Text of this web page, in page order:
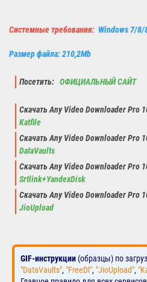
Системные требования: Windows 7/
Размер файла: 210,2Mb
Посетить: ОФИЦИАЛЬНЫЙ САЙТ
Скачать Any Video Downloader Pro
Katfile
Скачать Any Video Downloader Pro
DataVaults
Скачать Any Video Downloader Pro
Srtlink+YandexDisk
Скачать Any Video Downloader Pro
JioUpload
GIF-инструкции (образцы) по
"DataVaults", "FreeDl", "JioUpload",